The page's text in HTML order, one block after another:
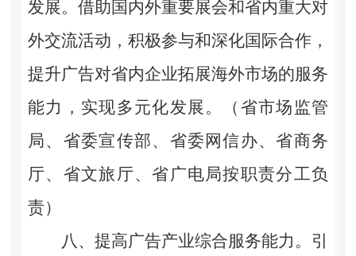
发展。借助国内外重要展会和省内重大对
外交流活动，积极参与和深化国际合作，
提升广告对省内企业拓展海外市场的服务
能力，实现多元化发展。（省市场监管
局、省委宣传部、省委网信办、省商务
厅、省文旅厅、省广电局按职责分工负
责）
八、提高广告产业综合服务能力。 引